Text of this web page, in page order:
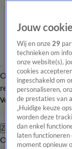
Overzicht Laatste
redactie
Volg Hart van
Zoeken
OverzichtRegio
Jouw
Wij en onze29
technieken om
onze website(s),
cookies
ingeschakeld om
personaliseren,
de prestaties van
„Huidige keuze
worden deze
dan enkel
laten
moment opnieuw